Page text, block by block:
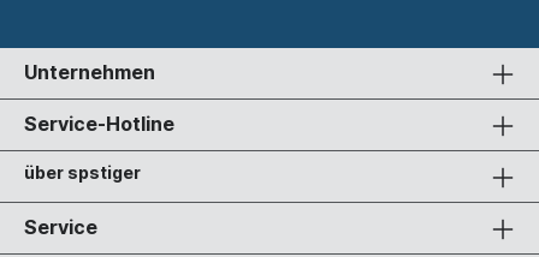
Unternehmen
Service-Hotline
über spstiger
Service